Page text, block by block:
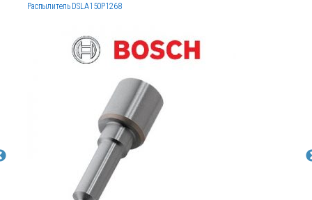
Распылитель DSLA150P1268